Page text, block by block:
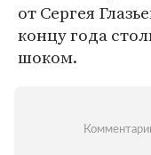
от Сергея
концу года
шоком.